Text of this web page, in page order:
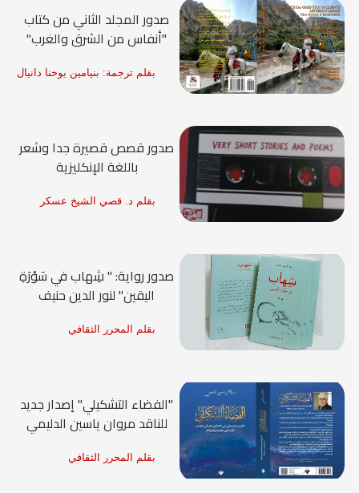
صدور المجلد الثاني من كتاب
"أنفاس من الشرق والغرب"
بقلم ترجمة: بنيامين يوخنا دانيال
صدور قصص قصيرة جدا وشعر
باللغة الإنكليزية
بقلم د. قصي الشيخ عسكر
صدور رواية: " شِهاب في سَوْرَةِ
اليقين" لنور الدين حنيف
بقلم المحرر الثقافي
"الفضاء التشكيلي" إصدار جديد
للناقد مروان ياسين الدليمي
بقلم المحرر الثقافي